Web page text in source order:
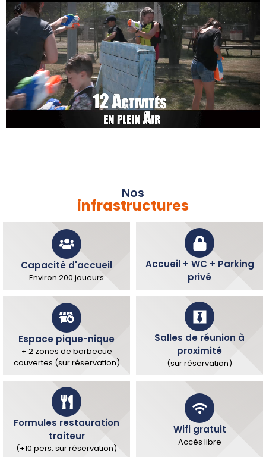
Nos
infrastructures
Capacité d'accueil
Environ 200 joueurs
Accueil + WC + Parking
privé
Espace pique-nique
+ 2 zones de barbecue
couvertes (sur réservation)
Salles de réunion à
proximité
(sur réservation)
Formules restauration
traiteur
(+10 pers. sur réservation)
Wifi gratuit
Accès libre